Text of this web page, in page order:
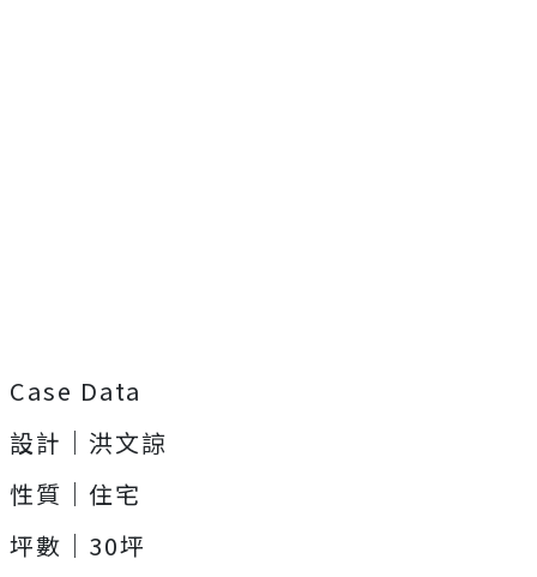
Case Data
設計｜洪文諒
性質｜住宅
坪數｜30坪